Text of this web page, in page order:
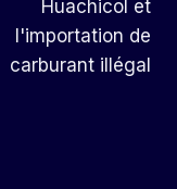
Huachicol et
l'importation de
carburant illégal